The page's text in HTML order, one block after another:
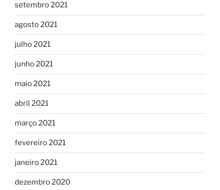
setembro 2021
agosto 2021
julho 2021
junho 2021
maio 2021
abril 2021
março 2021
fevereiro 2021
janeiro 2021
dezembro 2020